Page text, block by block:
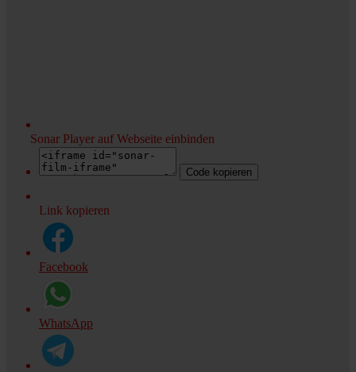
Sonar Player auf Webseite einbinden
Code kopieren
Link kopieren
Facebook
WhatsApp